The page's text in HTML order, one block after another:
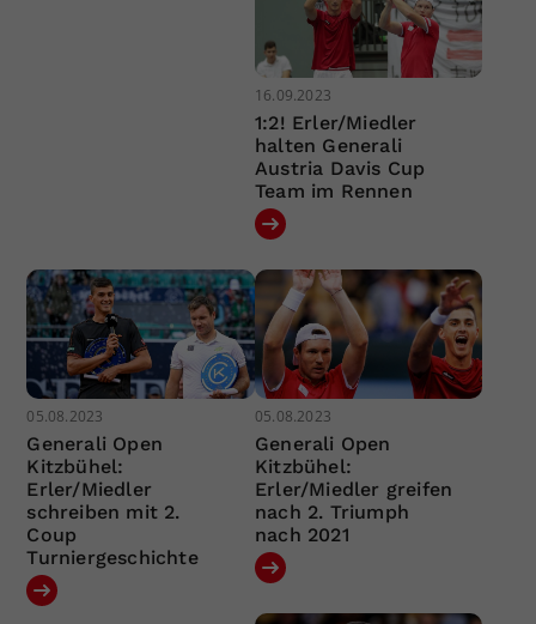
16.09.2023
1:2! Erler/Miedler
halten Generali
Austria Davis Cup
Team im Rennen
05.08.2023
Generali Open
Kitzbühel:
Erler/Miedler
schreiben mit 2.
Coup
Turniergeschichte
05.08.2023
Generali Open
Kitzbühel:
Erler/Miedler greifen
nach 2. Triumph
nach 2021